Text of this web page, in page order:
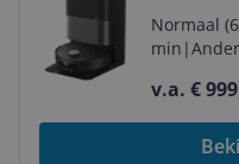
Normaal
min |
v.a. €